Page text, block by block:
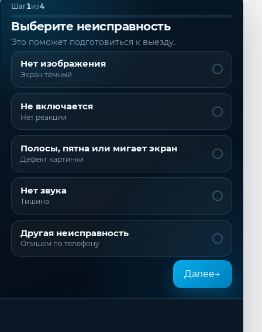
Шаг1из4
Выберите неисправность
Это поможет подготовиться к выезду.
Нет изображения
Экран тёмный
Не включается
Нет реакции
Полосы, пятна или мигает экран
Дефект картинки
Нет звука
Тишина
Другая неисправность
Опишем по телефону
Далее→